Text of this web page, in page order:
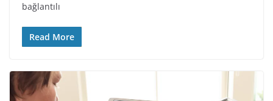
bağlantılı
Read More